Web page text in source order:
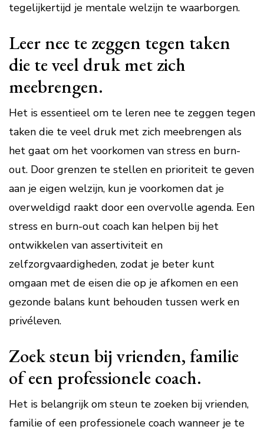
tegelijkertijd je mentale welzijn te waarborgen.
Leer nee te zeggen tegen taken
die te veel druk met zich
meebrengen.
Het is essentieel om te leren nee te zeggen tegen
taken die te veel druk met zich meebrengen als
het gaat om het voorkomen van stress en burn-
out. Door grenzen te stellen en prioriteit te geven
aan je eigen welzijn, kun je voorkomen dat je
overweldigd raakt door een overvolle agenda. Een
stress en burn-out coach kan helpen bij het
ontwikkelen van assertiviteit en
zelfzorgvaardigheden, zodat je beter kunt
omgaan met de eisen die op je afkomen en een
gezonde balans kunt behouden tussen werk en
privéleven.
Zoek steun bij vrienden, familie
of een professionele coach.
Het is belangrijk om steun te zoeken bij vrienden,
familie of een professionele coach wanneer je te